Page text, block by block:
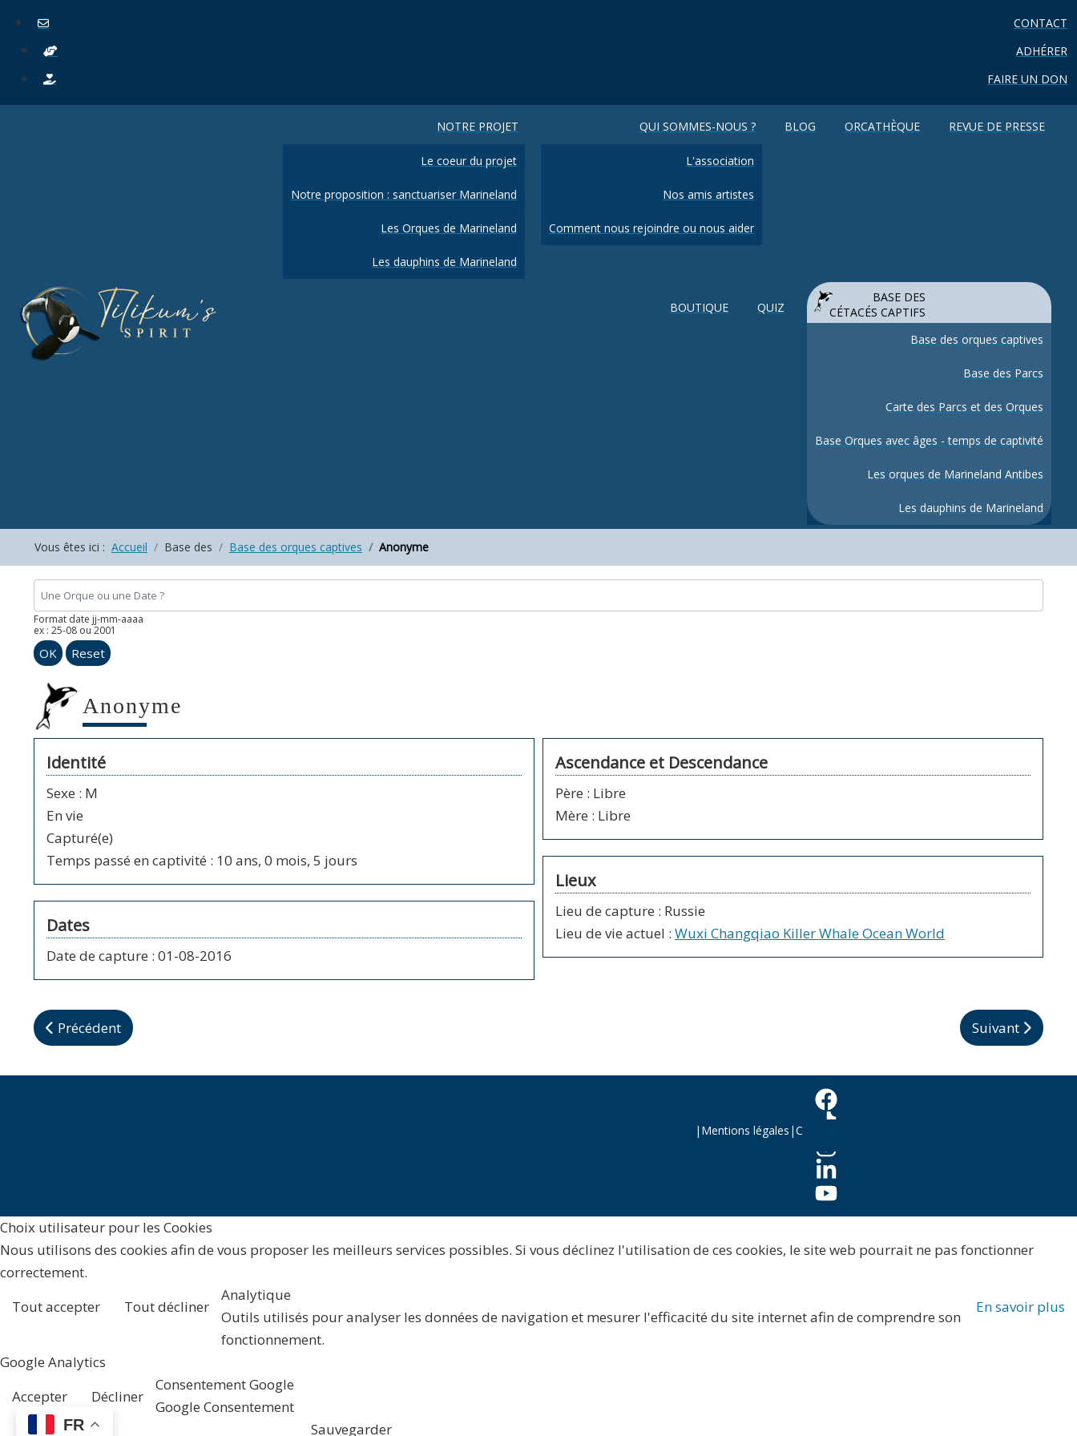
CONTACT
ADHÉRER
FAIRE UN DON
NOTRE PROJET
Le coeur du projet
Notre proposition : sanctuariser Marineland
Les Orques de Marineland
Les dauphins de Marineland
QUI SOMMES-NOUS ?
L'association
Nos amis artistes
Comment nous rejoindre ou nous aider
BLOG ORCATHÈQUE REVUE DE PRESSE
BOUTIQUE QUIZ
BASE DES
CÉTACÉS CAPTIFS
Base des orques captives
Base des Parcs
Carte des Parcs et des Orques
Base Orques avec âges - temps de captivité
Les orques de Marineland Antibes
Les dauphins de Marineland
Vous êtes ici : Accueil Base des Base des orques captives Anonyme
Format date jj-mm-aaaa
ex : 25-08 ou 2001
OK Reset
Anonyme
Identité
Sexe : M
En vie
Capturé(e)
Temps passé en captivité : 10 ans, 0 mois, 5 jours
Dates
Date de capture : 01-08-2016
Ascendance et Descendance
Père : Libre
Mère : Libre
Lieux
Lieu de capture : Russie
Lieu de vie actuel : Wuxi Changqiao Killer Whale Ocean World
Article précédent : Anonyme
Précédent Article suivant :
Suivant
| Mentions légales |C
FR
Choix utilisateur pour les Cookies
Nous utilisons des cookies afin de vous proposer les meilleurs services possibles. Si vous déclinez l'utilisation de ces cookies, le site web pourrait ne pas fonctionner
correctement.
Tout accepter
Tout décliner En savoir plus
Analytique
Outils utilisés pour analyser les données de navigation et mesurer l'efficacité du site internet afin de comprendre son
fonctionnement.
Google Analytics
Accepter
Décliner
Consentement Google
Google Consentement
Sauvegarder